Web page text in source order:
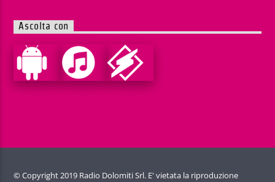
Ascolta con
© Copyright 2019 Radio Dolomiti Srl. E' vietata la riproduzione